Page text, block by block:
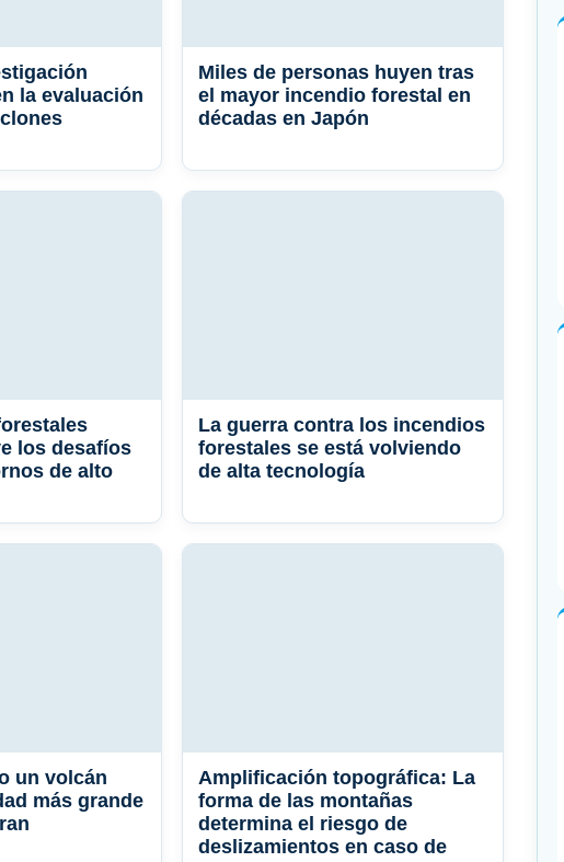
la evaluación
Miles de personas huyen tras
el mayor incendio forestal en
décadas en Japón
los desafíos
de alto
La guerra contra los incendios
forestales se está volviendo
de alta tecnología
un volcán
más grande
Amplificación topográfica: La
forma de las montañas
determina el riesgo de
deslizamientos en caso de